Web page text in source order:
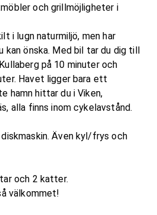
och grillmöjligheter i
i lugn naturmiljö, men har
önska. Med bil tar du dig till
på 10 minuter och
Havet ligger bara ett
hamn hittar du i Viken,
alla finns inom cykelavstånd.
Även kyl/frys och
och 2 katter.
välkommet!